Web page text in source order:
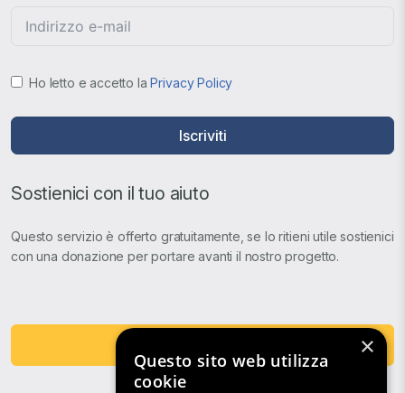
Ho letto e accetto laPrivacy Policy
Iscriviti
Sostienici con il tuo aiuto
Questo servizio è offerto gratuitamente, se lo ritieni utile sostienici
con una donazione per portare avanti il nostro progetto.
×
Questo sito web utilizza
cookie